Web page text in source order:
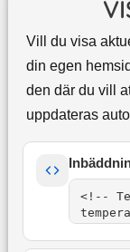
Vill du visa
din egen
den där du vill
uppdateras